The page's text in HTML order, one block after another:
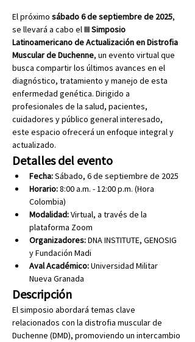
El próximo sábado 6 de septiembre de 2025,
se llevará a cabo el III Simposio
Latinoamericano de Actualización en Distrofia
Muscular de Duchenne, un evento virtual que
busca compartir los últimos avances en el
diagnóstico, tratamiento y manejo de esta
enfermedad genética. Dirigido a
profesionales de la salud, pacientes,
cuidadores y público general interesado,
este espacio ofrecerá un enfoque integral y
actualizado.
Detalles del evento
Fecha: Sábado, 6 de septiembre de 2025
Horario: 8:00 a.m. - 12:00 p.m. (Hora
Colombia)
Modalidad: Virtual, a través de la
plataforma Zoom
Organizadores: DNA INSTITUTE, GENOSIG
y Fundación Madi
Aval Académico: Universidad Militar
Nueva Granada
Descripción
El simposio abordará temas clave
relacionados con la distrofia muscular de
Duchenne (DMD), promoviendo un intercambio